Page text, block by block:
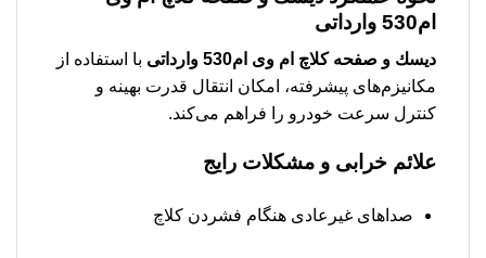
ام530 وارداتی
دیسك و صفحه کلاچ ام وی ام530 وارداتی
با استفاده از
مکانیزم‌های پیشرفته، امکان انتقال قدرت بهینه و
کنترل سرعت خودرو را فراهم می‌کند.
علائم خرابی و مشکلات رایج
صداهای غیرعادی هنگام فشردن کلاچ